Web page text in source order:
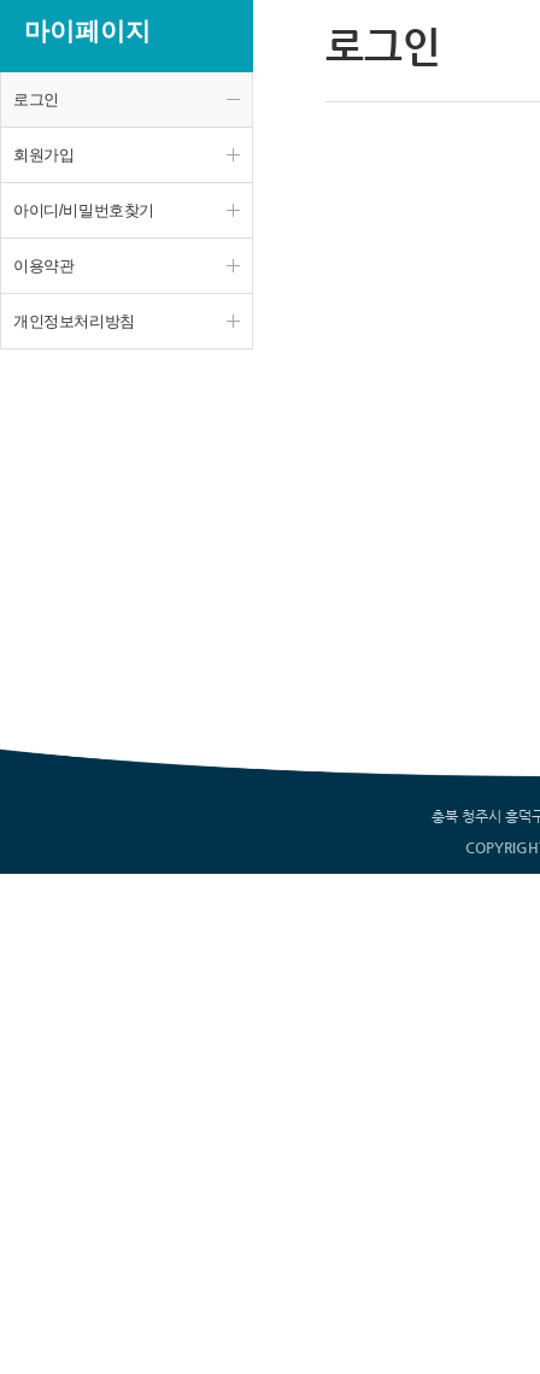
마이페이지
로그인
회원가입
아이디/비밀번호찾기
이용약관
개인정보처리방침
로그인
충북 청주시 흥